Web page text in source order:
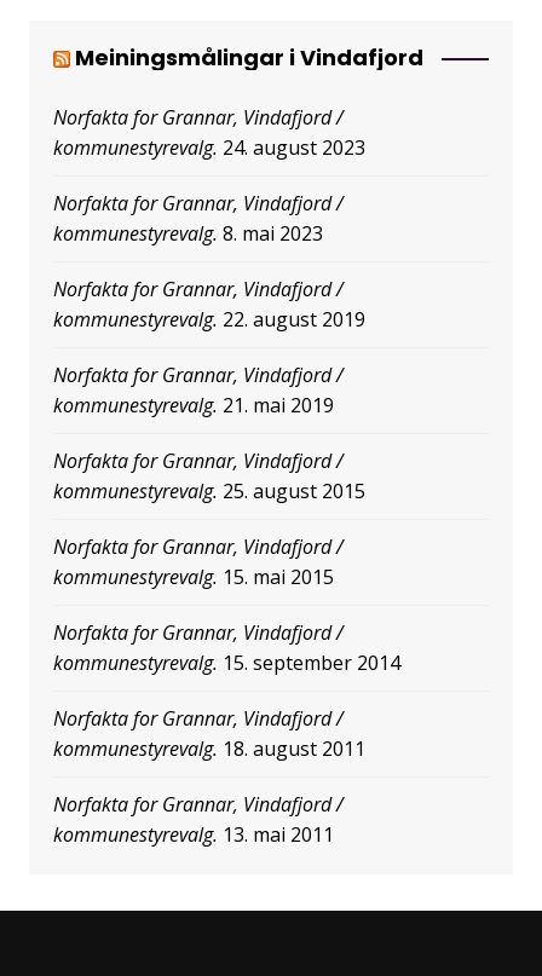
Meiningsmålingar i Vindafjord
Norfakta for Grannar, Vindafjord /
kommunestyrevalg. 24. august 2023
Norfakta for Grannar, Vindafjord /
kommunestyrevalg. 8. mai 2023
Norfakta for Grannar, Vindafjord /
kommunestyrevalg. 22. august 2019
Norfakta for Grannar, Vindafjord /
kommunestyrevalg. 21. mai 2019
Norfakta for Grannar, Vindafjord /
kommunestyrevalg. 25. august 2015
Norfakta for Grannar, Vindafjord /
kommunestyrevalg. 15. mai 2015
Norfakta for Grannar, Vindafjord /
kommunestyrevalg. 15. september 2014
Norfakta for Grannar, Vindafjord /
kommunestyrevalg. 18. august 2011
Norfakta for Grannar, Vindafjord /
kommunestyrevalg. 13. mai 2011